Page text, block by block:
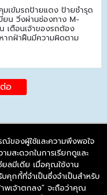
เข้มรถป้ายแดง ป้ายชำรุด
ยน วิ่งผ่านช่องทาง M-
เตือนเจ้าของรถต้อง
ากฝ่าฝืนมีความผิดตาม
อ
ณ์ของผู้ใช้และความพึงพอใจ
สะดวกในการเรียกดูและ
ยลมีเดีย เมื่อคุณใช้งาน
กกี้ที่จำเป็นซึ่งจำเป็นสำหรับ
พเจ้าตกลง” จะถือว่าคุณ